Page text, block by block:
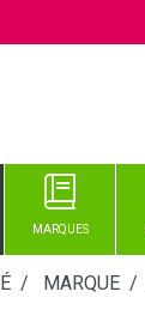
MARQUES
MARQUE